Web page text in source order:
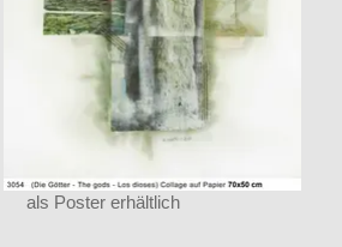
als Poster erhältlich